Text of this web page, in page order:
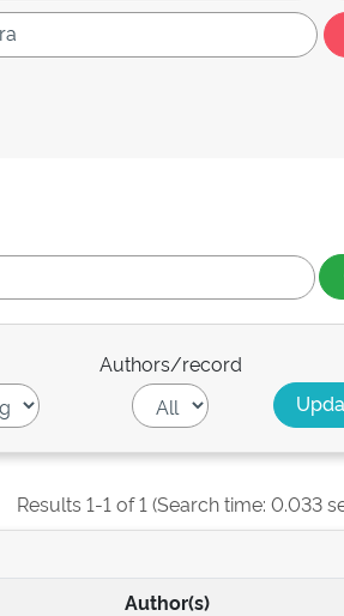
Authors/record
Results 1-1 of 1 (Search time: 0.033
Author(s)